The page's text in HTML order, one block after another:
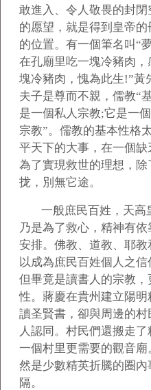
敢進入、令人敬畏的封
的愿望，就是得到皇帝
的位置。有一個筆名叫“
在孔廟里吃一塊冷豬肉
塊冷豬肉，愧為此生!”黃
夫子是尊而不親，儒教“
是一個私人宗教;它是一
宗教”。儒教的基本性格
平天下的大事，在一個
為了實現救世的理想，
拢，別無它途。
一般庶民百姓，天高
乃是為了救心，精神有
安排。佛教、道教、耶
以成為庶民百姓個人之
但畢竟是讀書人的宗教
性。蔣慶在貴州建立陽
讀圣賢書，卻與周邊的
人認同。村民們還搬走
一個村里更需要的觀音
然是少數精英折騰的圈
隔。